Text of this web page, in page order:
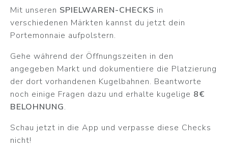
Mit unseren SPIELWAREN-CHECKS in
verschiedenen Märkten kannst du jetzt dein
Portemonnaie aufpolstern.
Gehe während der Öffnungszeiten in den
angegeben Markt und dokumentiere die Platzierung
der dort vorhandenen Kugelbahnen. Beantworte
noch einige Fragen dazu und erhalte kugelige 8€
BELOHNUNG.
Schau jetzt in die App und verpasse diese Checks
nicht!